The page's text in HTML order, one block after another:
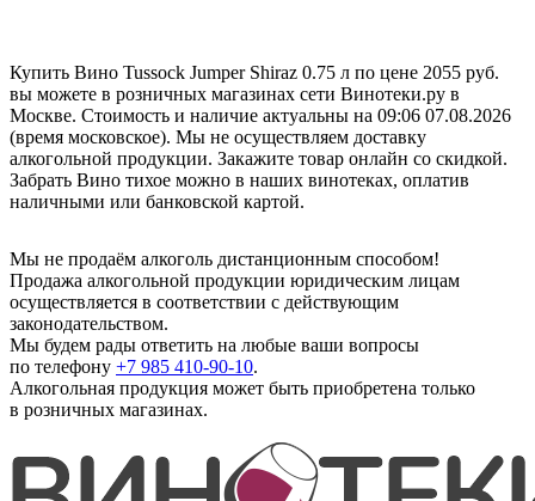
Купить Вино Tussock Jumper Shiraz 0.75 л по цене 2055 руб.
вы можете в розничных магазинах сети Винотеки.ру в
Москве. Стоимость и наличие актуальны на 09:06 07.08.2026
(время московское). Мы не осуществляем доставку
алкогольной продукции. Закажите товар онлайн со скидкой.
Забрать Вино тихое можно в наших винотеках, оплатив
наличными или банковской картой.
Мы не продаём алкоголь дистанционным способом!
Продажа алкогольной продукции юридическим лицам
осуществляется в соответствии с действующим
законодательством.
Мы будем рады ответить на любые ваши вопросы
по телефону +7 985 410-90-10.
Алкогольная продукция может быть приобретена только
в розничных магазинах.